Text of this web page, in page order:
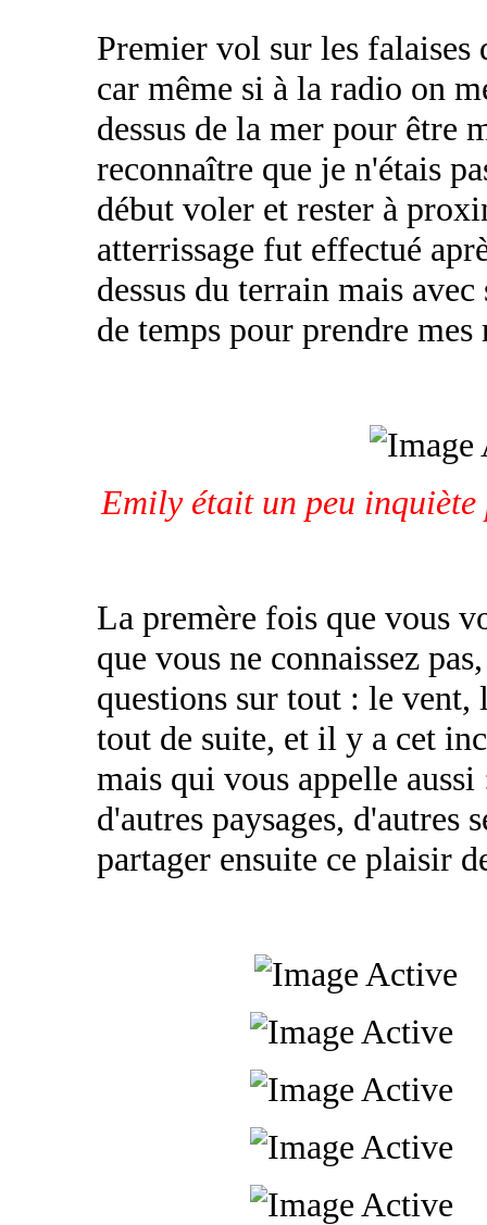
Premier vol sur les
car même si à la radio on
dessus de la mer pour être
reconnaître que je n'étais
début voler et rester à
atterrissage fut effectué
dessus du terrain mais
de temps pour prendre mes
Emily était un peu
La premère fois que vous
que vous ne connaissez
questions sur tout : le vent,
tout de suite, et il y a cet
mais qui vous appelle
d'autres paysages, d'autres
partager ensuite ce plaisir